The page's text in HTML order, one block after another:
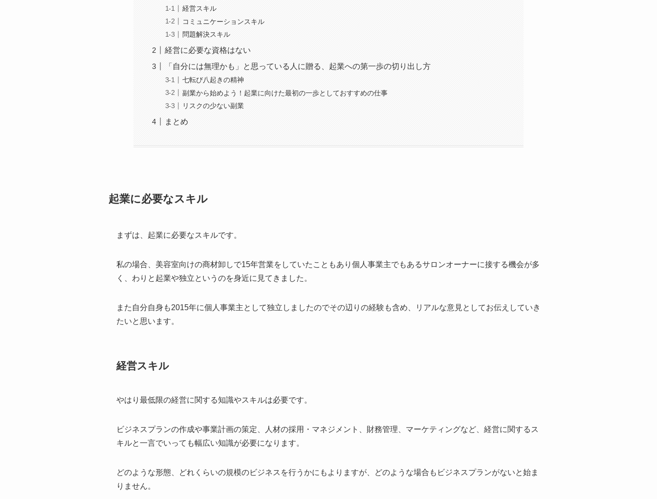
経営スキル
コミュニケーションスキル
問題解決スキル
経営に必要な資格はない
「自分には無理かも」と思っている人に贈る、起業への第一歩の切り出し方
七転び八起きの精神
副業から始めよう！起業に向けた最初の一歩としておすすめの仕事
リスクの少ない副業
まとめ
起業に必要なスキル
まずは、起業に必要なスキルです。
私の場合、美容室向けの商材卸しで15年営業をしていたこともあり個人事業主でもあるサロンオーナーに接する機会が多
く、わりと起業や独立というのを身近に見てきました。
また自分自身も2015年に個人事業主として独立しましたのでその辺りの経験も含め、リアルな意見としてお伝えしていき
たいと思います。
経営スキル
やはり最低限の経営に関する知識やスキルは必要です。
ビジネスプランの作成や事業計画の策定、人材の採用・マネジメント、財務管理、マーケティングなど、経営に関するス
キルと一言でいっても幅広い知識が必要になります。
どのような形態、どれくらいの規模のビジネスを行うかにもよりますが、どのような場合もビジネスプランがないと始ま
りません。